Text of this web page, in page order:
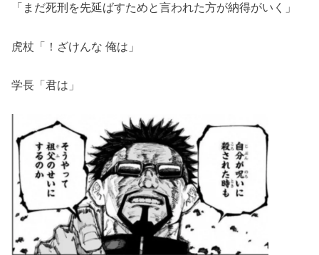
「まだ死刑を先延ばすためと言われた方が納得がいく」
虎杖「！ざけんな 俺は」
学長「君は」